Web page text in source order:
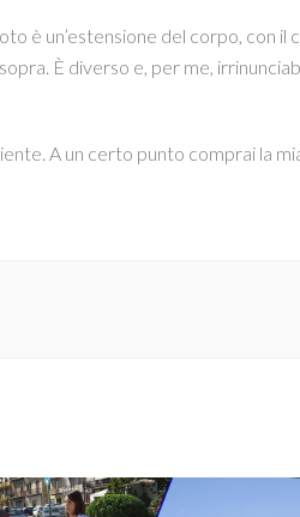
è un’estensione del corpo, con il
È diverso e, per me,
A un certo punto comprai la